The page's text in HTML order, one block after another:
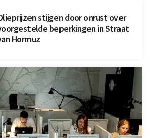
stijgen door onrust over
beperkingen in Straat
Hormuz